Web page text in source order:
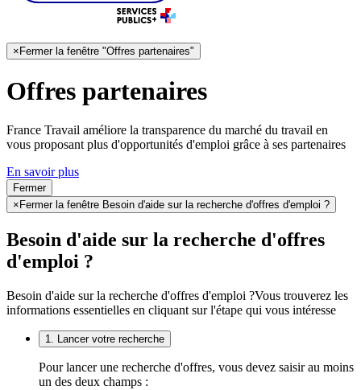
×Fermer la fenêtre "Offres partenaires"
Offres partenaires
France Travail améliore la transparence du marché du travail en
vous proposant plus d'opportunités d'emploi grâce à ses partenaires
En savoir plus
Fermer
× Fermer la fenêtre Besoin d'aide sur la recherche d'offres d'emploi ?
Besoin d'aide sur la recherche d'offres
d'emploi ?
Besoin d'aide sur la recherche d'offres d'emploi ?Vous trouverez les
informations essentielles en cliquant sur l'étape qui vous intéresse
1. Lancer votre recherche
Pour lancer une recherche d'offres, vous devez saisir au moins
un des deux champs :